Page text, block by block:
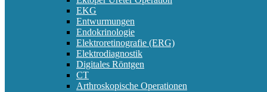
EKG
Entwurmungen
Endokrinologie
Elektroretinografie (ERG)
Elektrodiagnostik
Digitales Röntgen
CT
Arthroskopische Operationen